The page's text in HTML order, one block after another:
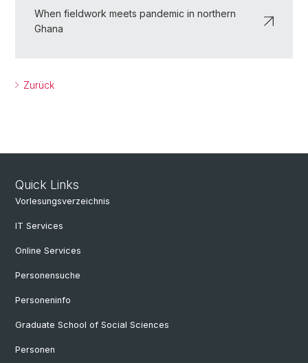
When fieldwork meets pandemic in northern
Ghana
Zurück
Quick Links
Vorlesungsverzeichnis
IT Services
Online Services
Personensuche
Personeninfo
Graduate School of Social Sciences
Personen